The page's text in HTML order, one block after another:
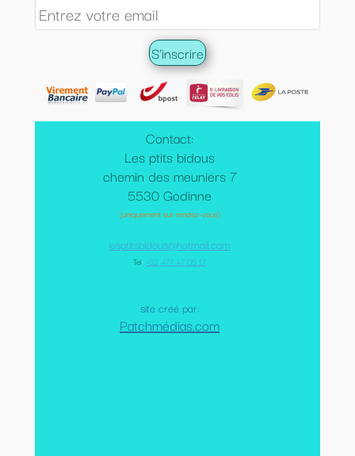
Contact:
Les ptits bidous
chemin des meuniers 7
5530 Godinne
(uniquement sur rendez-vous)
lesptitsbidous@hotmail.com
Tel: +32 477 47 05 17
site créé par:
Patchmédias.com